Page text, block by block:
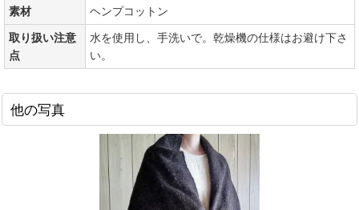
素材
ヘンプコットン
取り扱い注意
点
水を使用し、手洗いで。乾燥機の仕様はお避け下さ
い。
他の写真